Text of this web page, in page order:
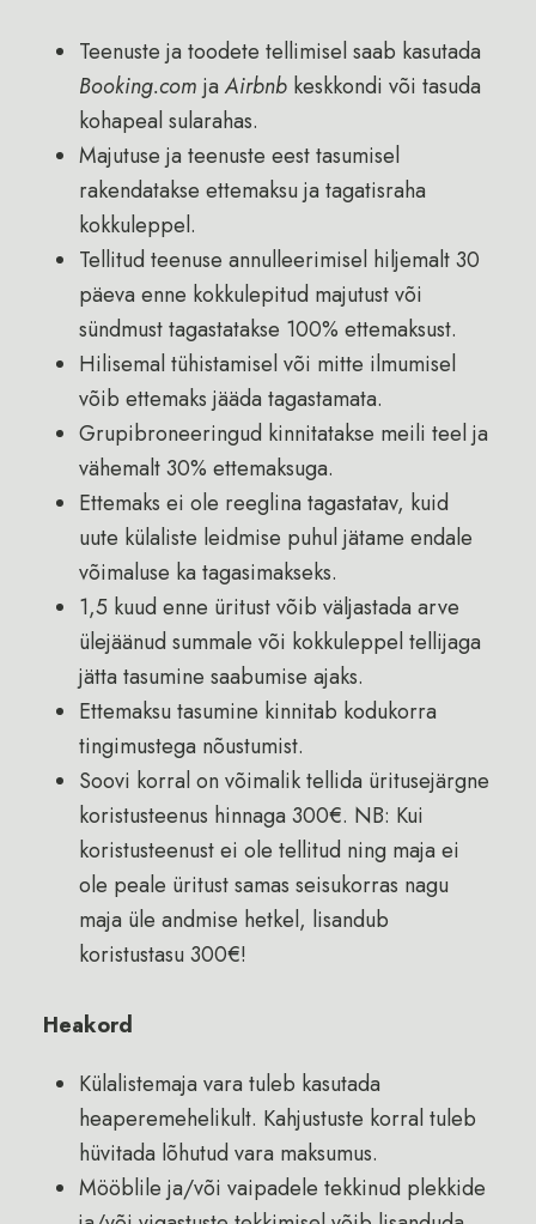
Teenuste ja toodete tellimisel saab kasutada
Booking.com jaAirbnbkeskkondi või tasuda
kohapeal sularahas.
Majutuse ja teenuste eest tasumisel
rakendatakse ettemaksu ja tagatisraha
kokkuleppel.
Tellitud teenuse annulleerimisel hiljemalt 30
päeva enne kokkulepitud majutust või
sündmust tagastatakse 100% ettemaksust.
Hilisemal tühistamisel või mitte ilmumisel
võib ettemaks jääda tagastamata.
Grupibroneeringud kinnitatakse meili teel ja
vähemalt 30% ettemaksuga.
Ettemaks ei ole reeglina tagastatav, kuid
uute külaliste leidmise puhul jätame endale
võimaluse ka tagasimakseks.
1,5 kuud enne üritust võib väljastada arve
ülejäänud summale või kokkuleppel tellijaga
jätta tasumine saabumise ajaks.
Ettemaksu tasumine kinnitab kodukorra
tingimustega nõustumist.
Soovi korral on võimalik tellida üritusejärgne
koristusteenus hinnaga 300€. NB: Kui
koristusteenust ei ole tellitud ning maja ei
ole peale üritust samas seisukorras nagu
maja üle andmise hetkel, lisandub
koristustasu 300€!
Heakord
Külalistemaja vara tuleb kasutada
heaperemehelikult. Kahjustuste korral tuleb
hüvitada lõhutud vara maksumus.
Mööblile ja/või vaipadele tekkinud plekkide